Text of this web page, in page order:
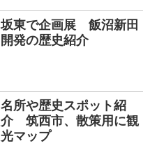
坂東で企画展 飯沼新田
開発の歴史紹介
名所や歴史スポット紹
介 筑西市、散策用に観
光マップ